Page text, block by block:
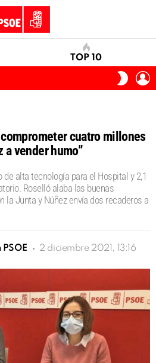
TOP 10
SKIN
cuatro millones
a vender humo”
alta tecnología para el Hospital y 2,1
Roselló alaba las buenas
la Junta y Núñez envía dos recaderos a
2 diciembre 2021, 13:16